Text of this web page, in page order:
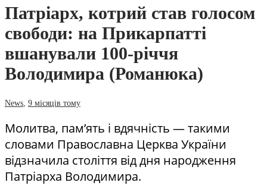
Патріарх, котрий став голосом
свободи: на Прикарпатті
вшанували 100-річчя
Володимира (Романюка)
News 9 місяців тому
Молитва, пам’ять і вдячність — такими
словами Православна Церква України
відзначила століття від дня народження
Патріарха Володимира.